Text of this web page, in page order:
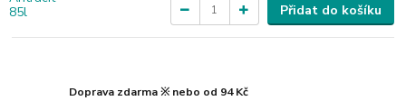
Přidat do košíku
Doprava zdarma ※ nebo od 94 Kč